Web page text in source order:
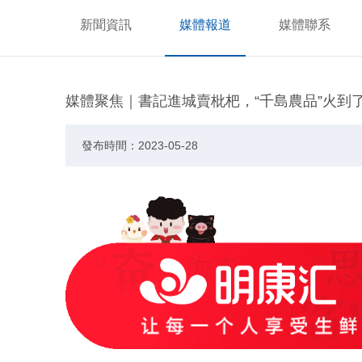
新聞資訊 媒體報道 媒體聯系
媒體聚焦｜書記進城賣枇杷，“千島農品”火到
發布時間：2023-05-28